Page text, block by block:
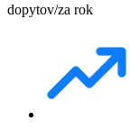
dopytov/za rok